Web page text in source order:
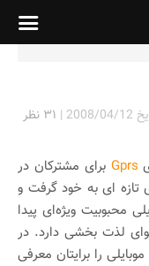
2008/04/12
|
۳۱ نظر
Gprs برای مشترکان در
تازه ای به خود گرفت و
محبوبیت ویژه‌ای پیدا
لذت بخشی دارد. در
را برایتان معرفی